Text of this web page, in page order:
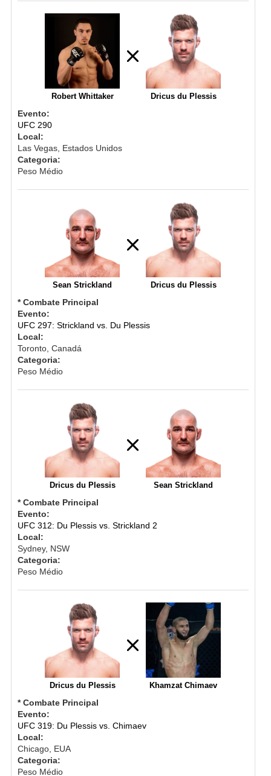
Robert Whittaker Dricus du Plessis
Evento:
UFC 290
Local:
Las Vegas, Estados Unidos
Categoria:
Peso Médio
Sean Strickland Dricus du Plessis
* Combate Principal
Evento:
UFC 297: Strickland vs. Du Plessis
Local:
Toronto, Canadá
Categoria:
Peso Médio
Dricus du Plessis Sean Strickland
* Combate Principal
Evento:
UFC 312: Du Plessis vs. Strickland 2
Local:
Sydney, NSW
Categoria:
Peso Médio
Dricus du Plessis Khamzat Chimaev
* Combate Principal
Evento:
UFC 319: Du Plessis vs. Chimaev
Local:
Chicago, EUA
Categoria:
Peso Médio